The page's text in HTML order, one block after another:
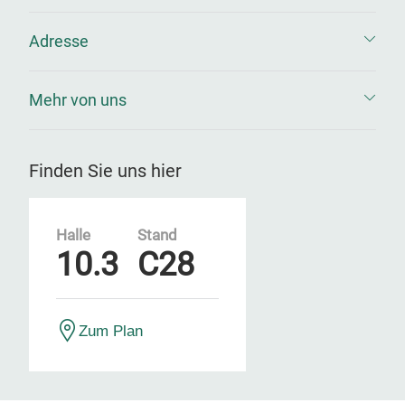
Adresse
Mehr von uns
Finden Sie uns hier
Halle
10.3
Stand
C28
Zum Plan